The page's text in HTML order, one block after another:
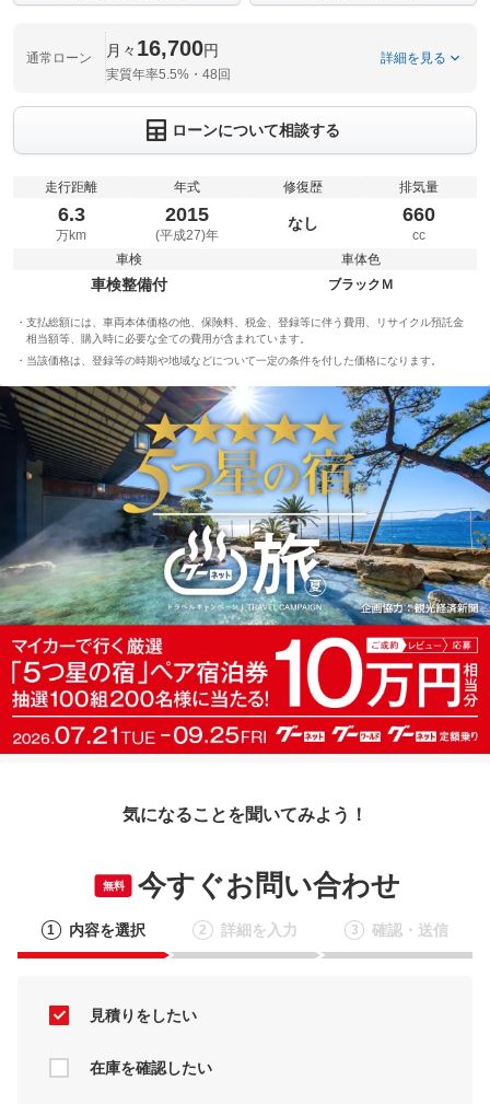
通常ローン 月々 16,700円
実質年率5.5%・48回
詳細を見る
ローンについて相談する
走行距離
6.3
万km
年式
2015
(平成27)年
修復歴
なし
排気量
660
cc
車検
車検整備付
車体色
ブラックＭ
支払総額には、車両本体価格の他、保険料、税金、登録等に伴う費用、リサイクル預託金
相当額等、購入時に必要な全ての費用が含まれています。
当該価格は、登録等の時期や地域などについて一定の条件を付した価格になります。
気になることを聞いてみよう！
無料 今すぐお問い合わせ
1 内容を選択 2 詳細を入力 3 確認・送信
見積りをしたい
在庫を確認したい